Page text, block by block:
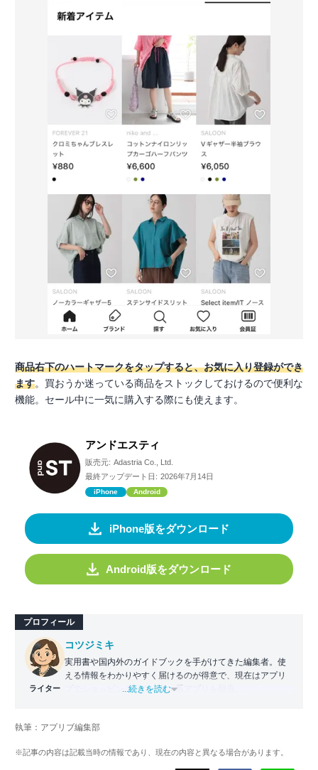
商品右下のハートマークをタップすると、お気に入り登録ができ
ます。買おうか迷っている商品をストックしておけるので便利な
機能。セール中に一気に購入する際にも使えます。
アンドエスティ
販売元: Adastria Co., Ltd.
最終アップデート日: 2026年7月14日
iPhone Android
iPhone版をダウンロード
Android版をダウンロード
プロフィール
ライター
コツジミキ
実用書や国内外のガイドブックを手がけてきた編集者。使
える情報をわかりやすく届けるのが得意で、現在はアプリ
ブでショッピング・クーポン系アプリを担当。
ユーザー目線で「本当に役立つアプリ」を紹介している。
...続きを読む
執筆：アプリブ編集部
※記事の内容は記載当時の情報であり、現在の内容と異なる場合があります。